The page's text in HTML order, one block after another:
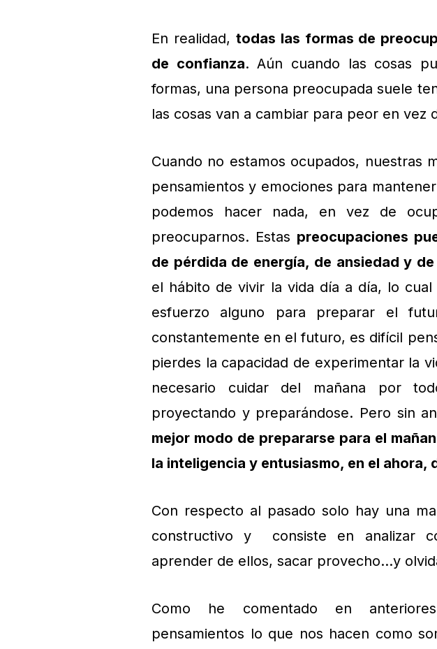
En realidad, todas las formas de
de confianza. Aún cuando las cosas
formas, una persona preocupada suele
las cosas van a cambiar para peor en vez
Cuando no estamos ocupados, nuestras
pensamientos y emociones para
podemos hacer nada, en vez de
preocuparnos. Estas preocupaciones
de pérdida de energía, de ansiedad y
el hábito de vivir la vida día a día, lo
esfuerzo alguno para preparar el
constantemente en el futuro, es difícil
pierdes la capacidad de experimentar la
necesario cuidar del mañana por
proyectando y preparándose. Pero sin
mejor modo de prepararse para el
la inteligencia y entusiasmo, en el ahora,
Con respecto al pasado solo hay una
constructivo y consiste en analizar
aprender de ellos, sacar provecho…y
Como he comentado en
pensamientos lo que nos hacen como